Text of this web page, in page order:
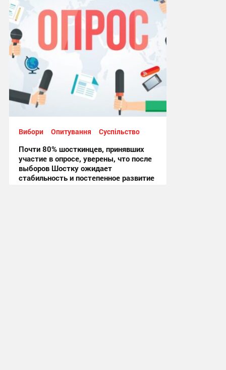
14:08, 8.12.2020
Вибори Опитування Суспільство
Почти 80% шосткинцев, принявших
участие в опросе, уверены, что после
выборов Шостку ожидает
стабильность и постепенное развитие